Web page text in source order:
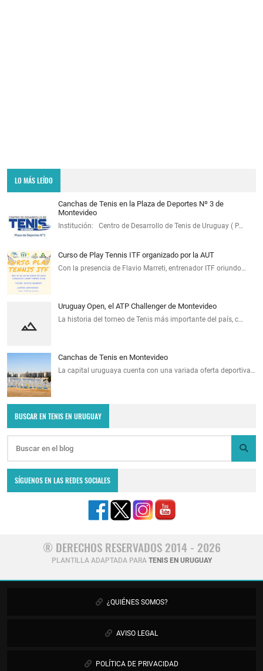
LO MÁS LEÍDO
Canchas de Tenis en la Plaza de Deportes Nº 3 de
Montevideo
Institución: Centro de Desarrollo de Tenis de Uruguay ( P…
Curso de Play Tennis ITF organizado por la AUT
Con la presencia de Flavio Marreti, entrenador ITF oriundo…
Uruguay Open, el ATP Challenger de Montevideo
La historia del torneo de Tenis más importante del país, c…
Canchas de Tenis en Montevideo
La capital uruguaya cuenta con una variada oferta deportiva…
BUSCAR EN TENIS EN URUGUAY
SÍGUENOS EN LAS REDES SOCIALES
® DERECHOS RESERVADOS 2014 - 2026
PLANTILLA ADAPTADA PARA TENIS EN URUGUAY
¿QUIÉNES SOMOS?
AVISO LEGAL
POLÍTICA DE PRIVACIDAD